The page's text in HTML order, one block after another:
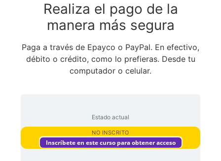
Realiza el pago de la
manera más segura
Paga a través de Epayco o PayPal. En efectivo,
débito o crédito, como lo prefieras. Desde tu
computador o celular.
Estado actual
NO INSCRITO
Inscríbete en este curso para obtener acceso